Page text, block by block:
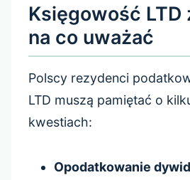
Księgowość
na co uważać
Polscy rezydenci
LTD muszą pamiętać o
kwestiach:
Opodatkowanie